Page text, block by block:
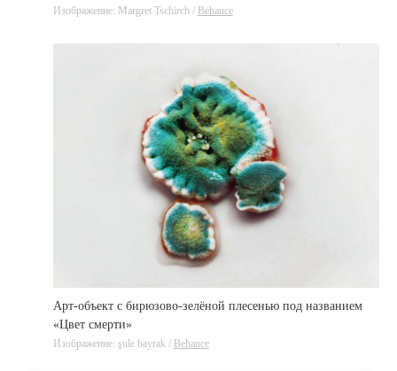
Изображение: Margret Tschirch / Behance
Арт-объект с бирюзово-зелёной плесенью под названием
«Цвет смерти»
Изображение: şule bayrak / Behance